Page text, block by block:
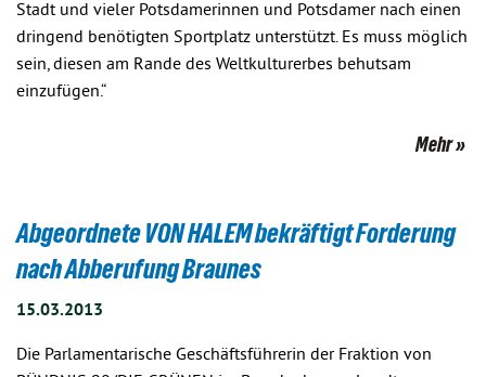
Stadt und vieler Potsdamerinnen und Potsdamer nach einen
dringend benötigten Sportplatz unterstützt. Es muss möglich
sein, diesen am Rande des Weltkulturerbes behutsam
einzufügen.“
Mehr
Abgeordnete VON HALEM bekräftigt Forderung
nach Abberufung Braunes
15.03.2013
Die Parlamentarische Geschäftsführerin der Fraktion von